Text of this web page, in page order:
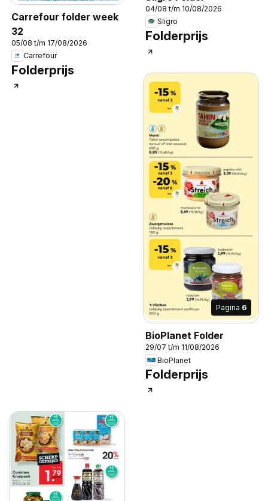
Carrefour folder week
32
05/08 t/m 17/08/2026
Carrefour
Folderprijs
04/08 t/m 10/08/2026
Sligro
Folderprijs
Pagina 6
BioPlanet Folder
29/07 t/m 11/08/2026
BioPlanet
Folderprijs